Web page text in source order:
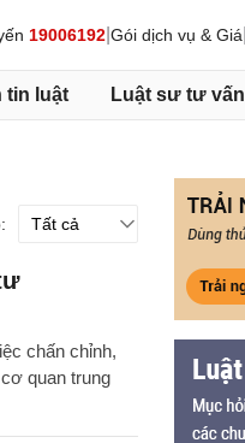
19006192 Gói dịch vụ & Giá
tin luật Luật sư tư vấn
chấn chỉnh,
quan trung